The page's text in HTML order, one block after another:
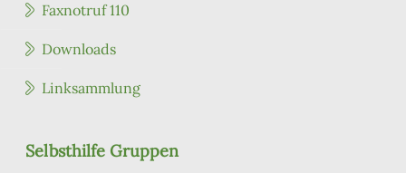
Faxnotruf 110
Downloads
Linksammlung
Selbsthilfe Gruppen